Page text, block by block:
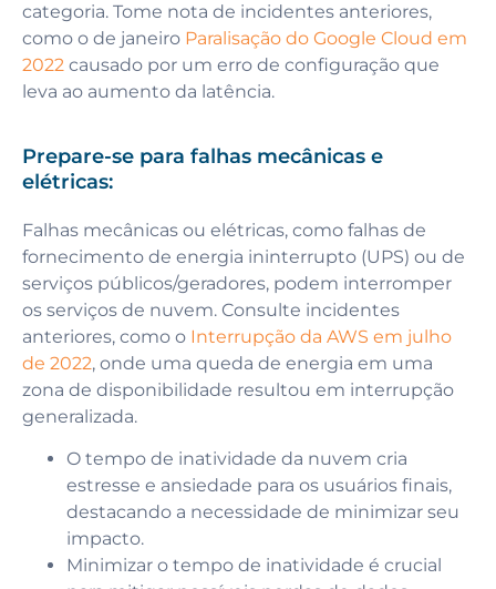
categoria. Tome nota de incidentes anteriores,
como o de janeiro Paralisação do Google Cloud em
2022 causado por um erro de configuração que
leva ao aumento da latência.
Prepare-se para falhas mecânicas e
elétricas:
Falhas mecânicas ou elétricas, como falhas de
fornecimento de energia ininterrupto (UPS) ou de
serviços públicos/geradores, podem interromper
os serviços de nuvem. Consulte incidentes
anteriores, como o Interrupção da AWS em julho
de 2022, onde uma queda de energia em uma
zona de disponibilidade resultou em interrupção
generalizada.
O tempo de inatividade da nuvem cria
estresse e ansiedade para os usuários finais,
destacando a necessidade de minimizar seu
impacto.
Minimizar o tempo de inatividade é crucial